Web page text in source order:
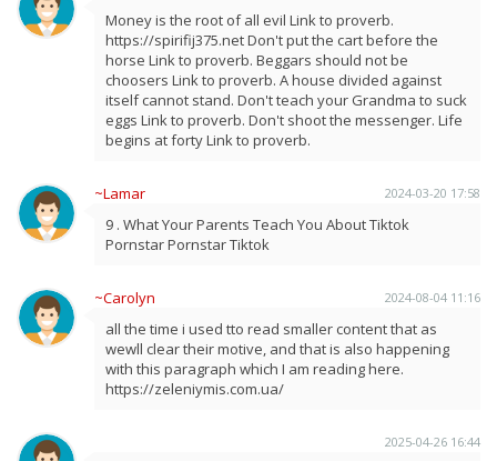
Money is the root of all evil Link to proverb.
https://spirifij375.net Don't put the cart before the
horse Link to proverb. Beggars should not be
choosers Link to proverb. A house divided against
itself cannot stand. Don't teach your Grandma to suck
eggs Link to proverb. Don't shoot the messenger. Life
begins at forty Link to proverb.
~Lamar 2024-03-20 17:58
9 . What Your Parents Teach You About Tiktok
Pornstar Pornstar Tiktok
~Carolyn 2024-08-04 11:16
all the time i used tto read smaller content that as
wewll clear their motive, and that is also happening
with this paragraph which I am reading here.
https://zeleniymis.com.ua/
2025-04-26 16:44